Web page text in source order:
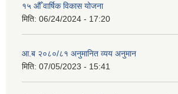
१५ औँ वार्षिक विकास योजना
मिति: 06/24/2024 - 17:20
आ.ब २०८०/८१ अनुमानित व्यय अनुमान
मिति: 07/05/2023 - 15:41